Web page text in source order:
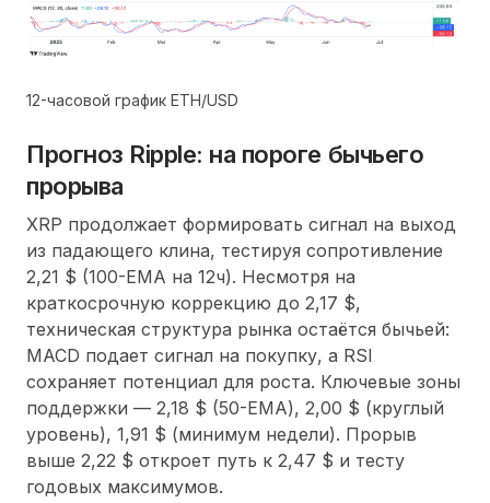
12-часовой график ETH/USD
Прогноз Ripple: на пороге бычьего
прорыва
XRP продолжает формировать сигнал на выход
из падающего клина, тестируя сопротивление
2,21 $ (100-EMA на 12ч). Несмотря на
краткосрочную коррекцию до 2,17 $,
техническая структура рынка остаётся бычьей:
MACD подает сигнал на покупку, а RSI
сохраняет потенциал для роста. Ключевые зоны
поддержки — 2,18 $ (50-EMA), 2,00 $ (круглый
уровень), 1,91 $ (минимум недели). Прорыв
выше 2,22 $ откроет путь к 2,47 $ и тесту
годовых максимумов.